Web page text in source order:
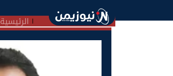
الرئيسية